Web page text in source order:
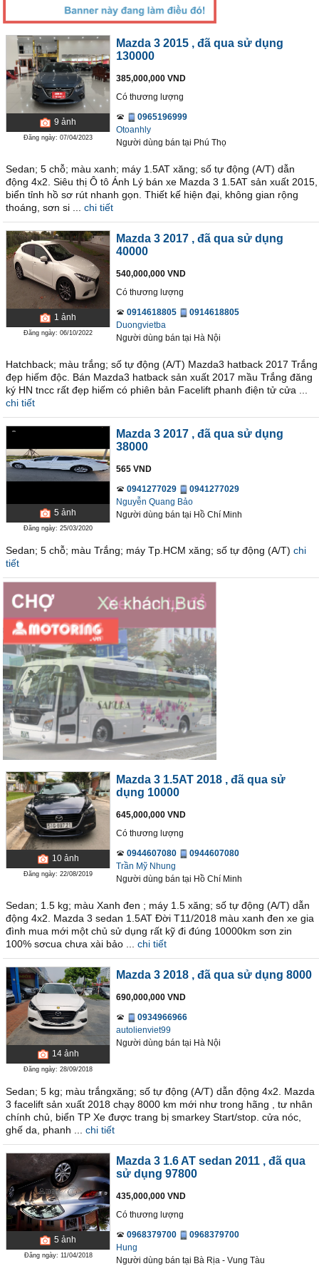
9 ảnh
Đăng ngày: 07/04/2023
Mazda 3 2015 , đã qua sử dụng
130000
385,000,000 VND
Có thương lượng
0965196999
Otoanhly
Người dùng bán tại Phú Thọ
Sedan; 5 chỗ; màu xanh; máy 1.5AT xăng; số tự động (A/T) dẫn
động 4x2. Siêu thị Ô tô Ánh Lý bán xe Mazda 3 1.5AT sản xuất 2015,
biển tỉnh hồ sơ rút nhanh gọn. Thiết kế hiện đại, không gian rộng
thoáng, sơn si ...
chi tiết
1 ảnh
Đăng ngày: 06/10/2022
Mazda 3 2017 , đã qua sử dụng
40000
540,000,000 VND
Có thương lượng
0914618805
0914618805
Duongvietba
Người dùng bán tại Hà Nội
Hatchback; màu trắng; số tự động (A/T) Mazda3 hatback 2017 Trắng
đẹp hiếm độc. Bán Mazda3 hatback sản xuất 2017 mầu Trắng đăng
ký HN tncc rất đẹp hiếm có phiên bản Facelift phanh điện tử cửa ...
chi tiết
5 ảnh
Đăng ngày: 25/03/2020
Mazda 3 2017 , đã qua sử dụng
38000
565 VND
0941277029
0941277029
Nguyễn Quang Bảo
Người dùng bán tại Hồ Chí Minh
Sedan; 5 chỗ; màu Trắng; máy Tp.HCM xăng; số tự động (A/T) chi
tiết
10ảnh
Đăng ngày: 22/08/2019
Mazda 3 1.5AT 2018 , đã qua sử
dụng 10000
645,000,000 VND
Có thương lượng
0944607080
0944607080
Trần Mỹ Nhung
Người dùng bán tại Hồ Chí Minh
Sedan; 1.5 kg; màu Xanh đen ; máy 1.5 xăng; số tự động (A/T) dẫn
động 4x2. Mazda 3 sedan 1.5AT Đời T11/2018 màu xanh đen xe gia
đình mua mới một chủ sử dụng rất kỹ đi đúng 10000km sơn zin
100% sơcua chưa xài bảo ...
chi tiết
14ảnh
Đăng ngày: 28/09/2018
Mazda 3 2018 , đã qua sử dụng 8000
690,000,000 VND
0934966966
autolienviet99
Người dùng bán tại Hà Nội
Sedan; 5 kg; màu trắngxăng; số tự động (A/T) dẫn động 4x2. Mazda
3 facelift sản xuất 2018 chạy 8000 km mới như trong hãng , tư nhân
chính chủ, biển TP Xe được trang bị smarkey Start/stop. cửa nóc,
ghế da, phanh ...
chi tiết
5 ảnh
Đăng ngày: 11/04/2018
Mazda 3 1.6 AT sedan 2011 , đã qua
sử dụng 97800
435,000,000 VND
Có thương lượng
0968379700
0968379700
Hung
Người dùng bán tại Bà Rịa - Vung Tàu